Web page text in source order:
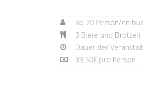
ab 20 Person/en
3 Biere und
Dauer der
33,50€ pro Person